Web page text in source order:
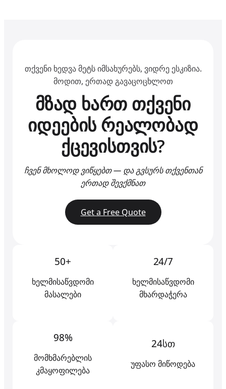
თქვენი ხედვა მეტს იმსახურებს, ვიდრე ესკიზია.
მოდით, ერთად გავაცოცხლოთ
მზად ხართ თქვენი
იდეების რეალობად
ქცევისთვის?
ჩვენ მხოლოდ ვიწყებთ — და გვსურს თქვენთან
ერთად შევქმნათ
Get a Free Quote
50+
ხელმისაწვდომი
მასალები
24/7
ხელმისაწვდომი
მხარდაჭერა
98%
მომხმარებლის
კმაყოფილება
24სთ
უფასო მიწოდება